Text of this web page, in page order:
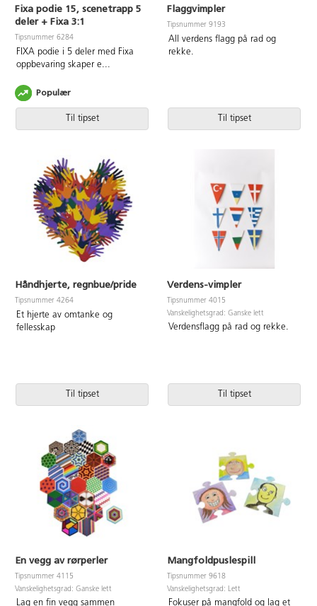
Fixa podie 15, scenetrapp 5
deler + Fixa 3:1
Tipsnummer 6284
FIXA podie i 5 deler med Fixa
oppbevaring skaper e...
Til tipset
Populær
Flaggvimpler
Tipsnummer 9193
All verdens flagg på rad og
rekke.
Til tipset
Håndhjerte, regnbue/pride
Tipsnummer 4264
Et hjerte av omtanke og
fellesskap
Til tipset
Verdens-vimpler
Tipsnummer 4015
Vanskelighetsgrad: Ganske lett
Verdensflagg på rad og rekke.
Til tipset
En vegg av rørperler
Tipsnummer 4115
Vanskelighetsgrad: Ganske lett
Lag en fin vegg sammen
Mangfoldpuslespill
Tipsnummer 9618
Vanskelighetsgrad: Lett
Fokuser på mangfold og lag et